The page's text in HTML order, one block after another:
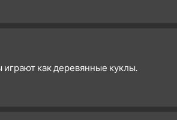
играют как деревянные куклы.